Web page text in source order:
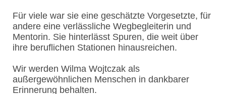
Für viele war sie eine geschätzte Vorgesetzte, für
andere eine verlässliche Wegbegleiterin und
Mentorin. Sie hinterlässt Spuren, die weit über
ihre beruflichen Stationen hinausreichen.
Wir werden Wilma Wojtczak als
außergewöhnlichen Menschen in dankbarer
Erinnerung behalten.